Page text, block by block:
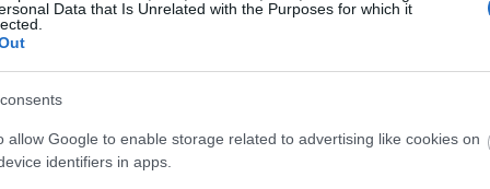
Data that Is Unrelated with the Purposes for which it
allow Google to enable storage related to advertising like cookies on
identifiers in apps.
αντιπολεμικό μήνυμα της Μαντόνα: «Όπου